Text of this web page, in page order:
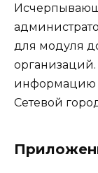
для модуля
информацию
Сетевой